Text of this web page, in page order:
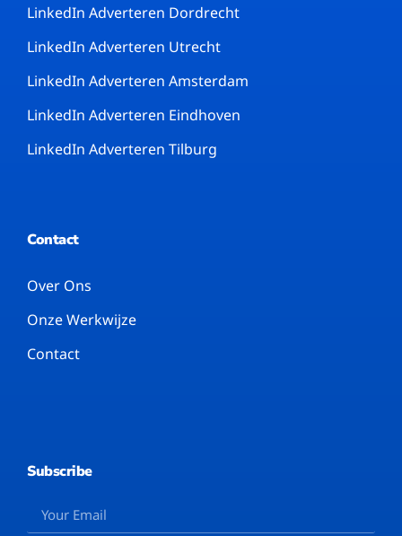
LinkedIn Adverteren Dordrecht
LinkedIn Adverteren Utrecht
LinkedIn Adverteren Amsterdam
LinkedIn Adverteren Eindhoven
LinkedIn Adverteren Tilburg
Contact
Over Ons
Onze Werkwijze
Contact
Subscribe